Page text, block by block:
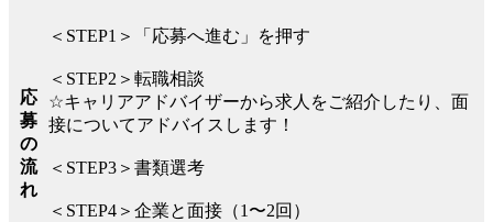
応
募
の
流
れ
＜STEP1＞「応募へ進む」を押す
＜STEP2＞転職相談
☆キャリアアドバイザーから求人をご紹介したり、面
接についてアドバイスします！
＜STEP3＞書類選考
＜STEP4＞企業と面接（1〜2回）